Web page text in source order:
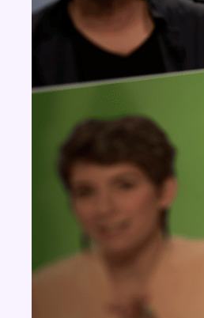
Aucun concours pour le moment